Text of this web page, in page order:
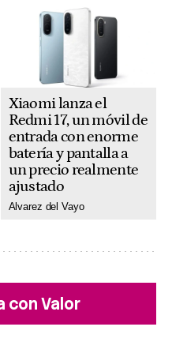
Xiaomi lanza el
Redmi 17, un móvil de
entrada con enorme
batería y pantalla a
un precio realmente
ajustado
Alvarez del Vayo
con Valor